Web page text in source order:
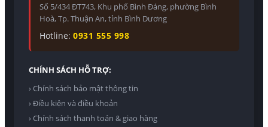
Số 5/434 ĐT743, Khu phố Bình Đáng, phường Bình
Hoà, Tp. Thuận An, tỉnh Bình Dương
Hotline: 0931 555 998
CHÍNH SÁCH HỖ TRỢ:
› Chính sách bảo mật thông tin
› Điều kiện và điều khoản
› Chính sách thanh toán & giao hàng